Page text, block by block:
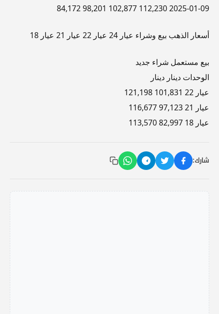
2025-01-09 112,230 102,877 98,201 84,172
أسعار الذهب بيع وشراء عيار 24 عيار 22 عيار 21 عيار 18
بيع مستعمل شراء جديد
الوحدات دينار دينار
عيار 22 101,831 121,198
عيار 21 97,123 116,677
عيار 18 82,997 113,570
شارك: